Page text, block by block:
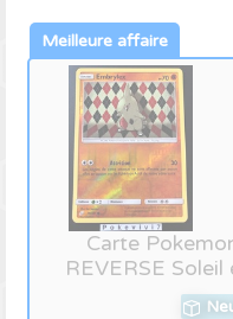
Carte
REVERSE